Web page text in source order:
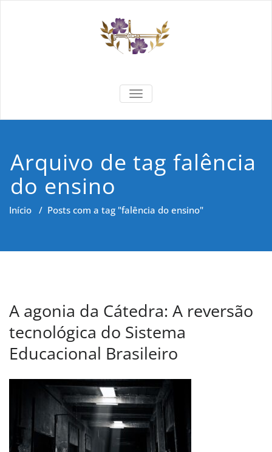
Saber
Cidadania e Dignidade Humana
TOGGLE NAVIGATION
Arquivo de tag falência
do ensino
Início / Posts com a tag "falência do ensino"
A agonia da Cátedra: A reversão
tecnológica do Sistema
Educacional Brasileiro